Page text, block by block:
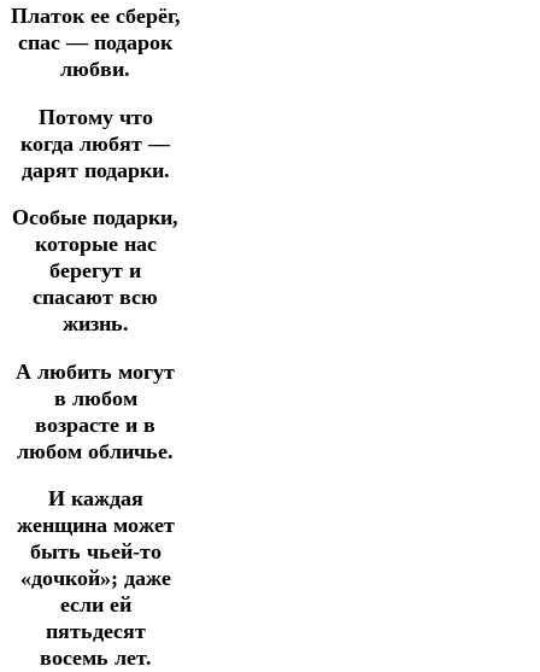
Платок ее сберёг,
спас — подарок
любви.
Потому что
когда любят —
дарят подарки.
Особые подарки,
которые нас
берегут и
спасают всю
жизнь.
А любить могут
в любом
возрасте и в
любом обличье.
И каждая
женщина может
быть чьей-то
«дочкой»; даже
если ей
пятьдесят
восемь лет.